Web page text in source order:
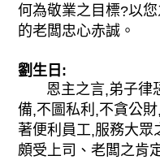
何為敬業之目標?以
的老闆忠心赤誠。
劉生日:
恩主之言,弟子律
備,不圖私利 ,不貪公財,
著便利員工,服務大眾
頗受上司、老闆之肯